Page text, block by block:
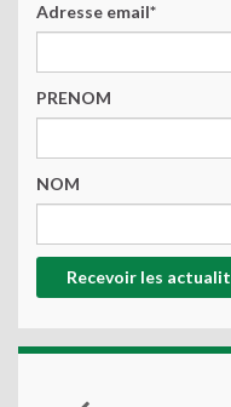
Adresse email*
PRENOM
NOM